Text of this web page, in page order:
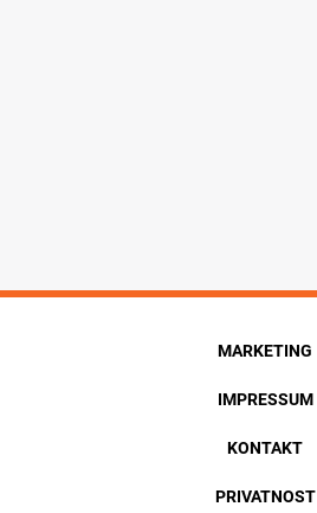
MARKETING
IMPRESSUM
KONTAKT
PRIVATNOST